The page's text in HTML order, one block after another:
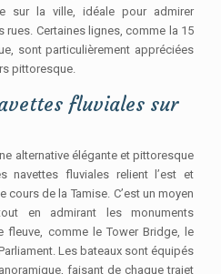
sur la ville, idéale pour admirer
rues. Certaines lignes, comme la 15
sont particulièrement appréciées
pittoresque.
fluviales sur
alternative élégante et pittoresque
navettes fluviales relient l’est et
cours de la Tamise. C’est un moyen
en admirant les monuments
fleuve, comme le Tower Bridge, le
Les bateaux sont équipés
faisant de chaque trajet